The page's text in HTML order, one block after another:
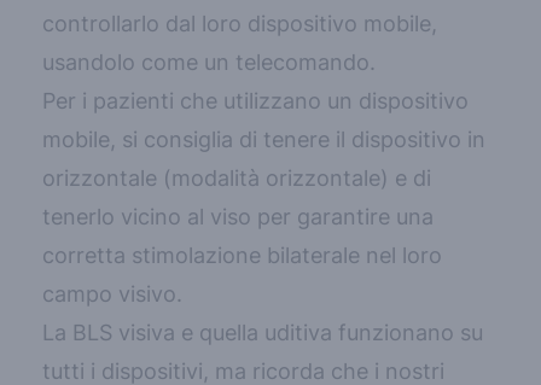
controllarlo dal loro dispositivo mobile,
usandolo come un telecomando.
Per i pazienti che utilizzano un dispositivo
mobile, si consiglia di tenere il dispositivo in
orizzontale (modalità orizzontale) e di
tenerlo vicino al viso per garantire una
corretta stimolazione bilaterale nel loro
campo visivo.
La BLS visiva e quella uditiva funzionano su
tutti i dispositivi, ma ricorda che i nostri